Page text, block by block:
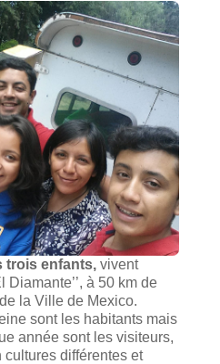
trois enfants,vivent
Diamante’’, à 50 km de
la Ville de Mexico.
sont les habitants mais
année sont les visiteurs,
différentes et